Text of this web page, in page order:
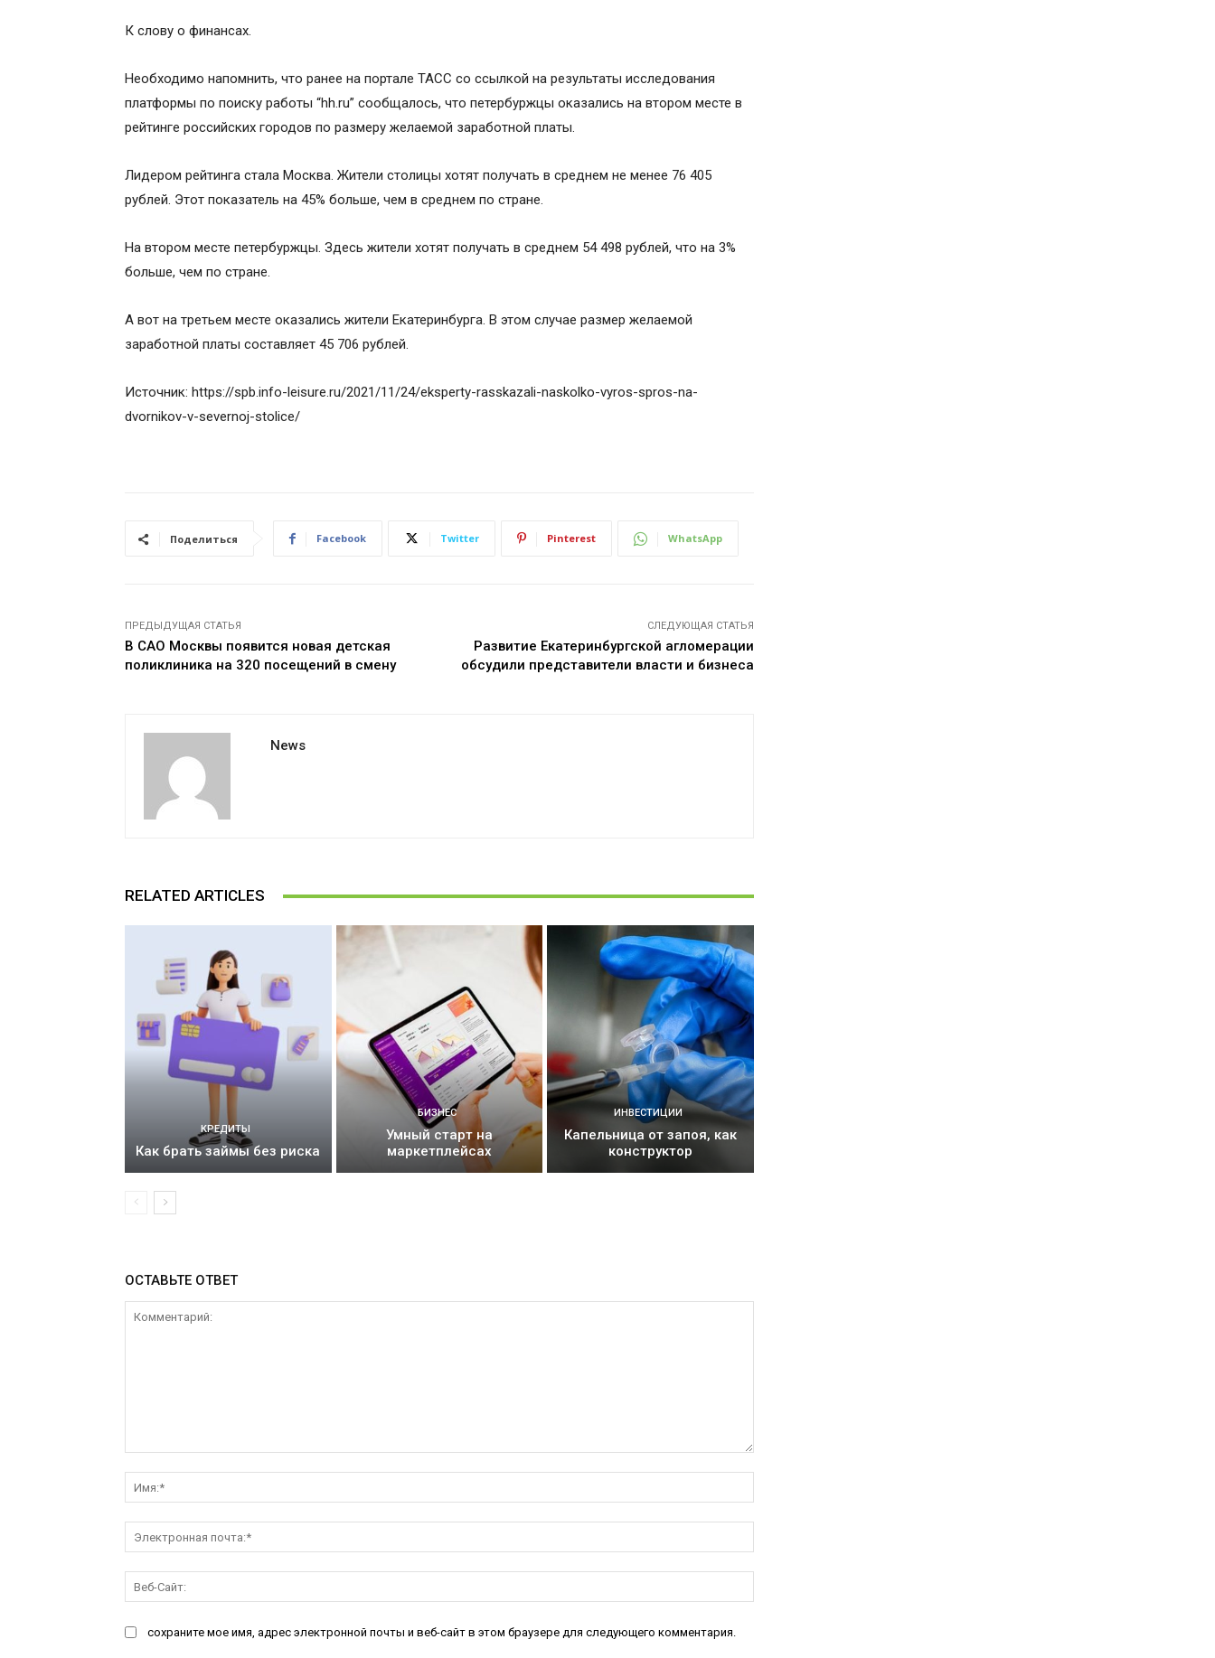
К слову о финансах.
Необходимо напомнить, что ранее на портале ТАСС со ссылкой на результаты исследования
платформы по поиску работы “hh.ru” сообщалось, что петербуржцы оказались на втором месте в
рейтинге российских городов по размеру желаемой заработной платы.
Лидером рейтинга стала Москва. Жители столицы хотят получать в среднем не менее 76 405
рублей. Этот показатель на 45% больше, чем в среднем по стране.
На втором месте петербуржцы. Здесь жители хотят получать в среднем 54 498 рублей, что на 3%
больше, чем по стране.
А вот на третьем месте оказались жители Екатеринбурга. В этом случае размер желаемой
заработной платы составляет 45 706 рублей.
Источник: https://spb.info-leisure.ru/2021/11/24/eksperty-rasskazali-naskolko-vyros-spros-na-
dvornikov-v-severnoj-stolice/
Поделиться Facebook Twitter Pinterest WhatsApp
ПРЕДЫДУЩАЯ СТАТЬЯ
В САО Москвы появится новая детская
поликлиника на 320 посещений в смену
СЛЕДУЮЩАЯ СТАТЬЯ
Развитие Екатеринбургской агломерации
обсудили представители власти и бизнеса
News
RELATED ARTICLES
КРЕДИТЫ
Как брать займы без риска
БИЗНЕС
Умный старт на
маркетплейсах
ИНВЕСТИЦИИ
Капельница от запоя, как
конструктор
ОСТАВЬТЕ ОТВЕТ
почта:*
Сайт:
сохраните мое имя, адрес электронной почты и веб-сайт в этом браузере для следующего комментария.